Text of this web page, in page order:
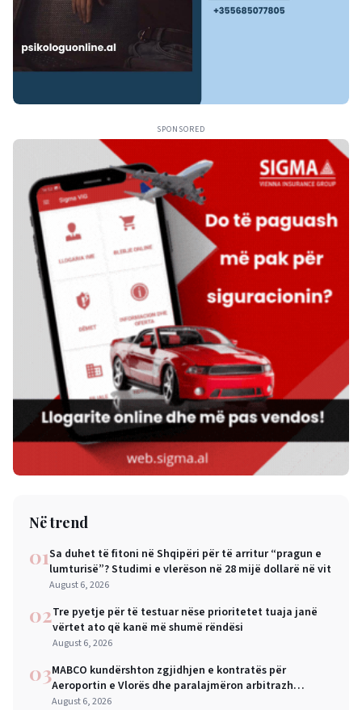
SPONSORED
Në trend
01Sa duhet të fitoni në Shqipëri për të arritur “pragun e
lumturisë”? Studimi e vlerëson në 28 mijë dollarë në vit
August 6, 2026
02Tre pyetje për të testuar nëse prioritetet tuaja janë
vërtet ato që kanë më shumë rëndësi
August 6, 2026
03MABCO kundërshton zgjidhjen e kontratës për
Aeroportin e Vlorës dhe paralajmëron arbitrazh
ndërkombëtar
August 6, 2026